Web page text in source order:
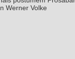
Werner Volke